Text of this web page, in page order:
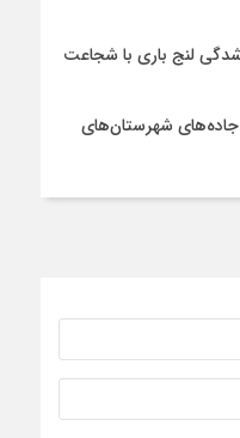
از غرق‌شدگی لنج باری با شجاعت
جاده‌های شهرستان‌های